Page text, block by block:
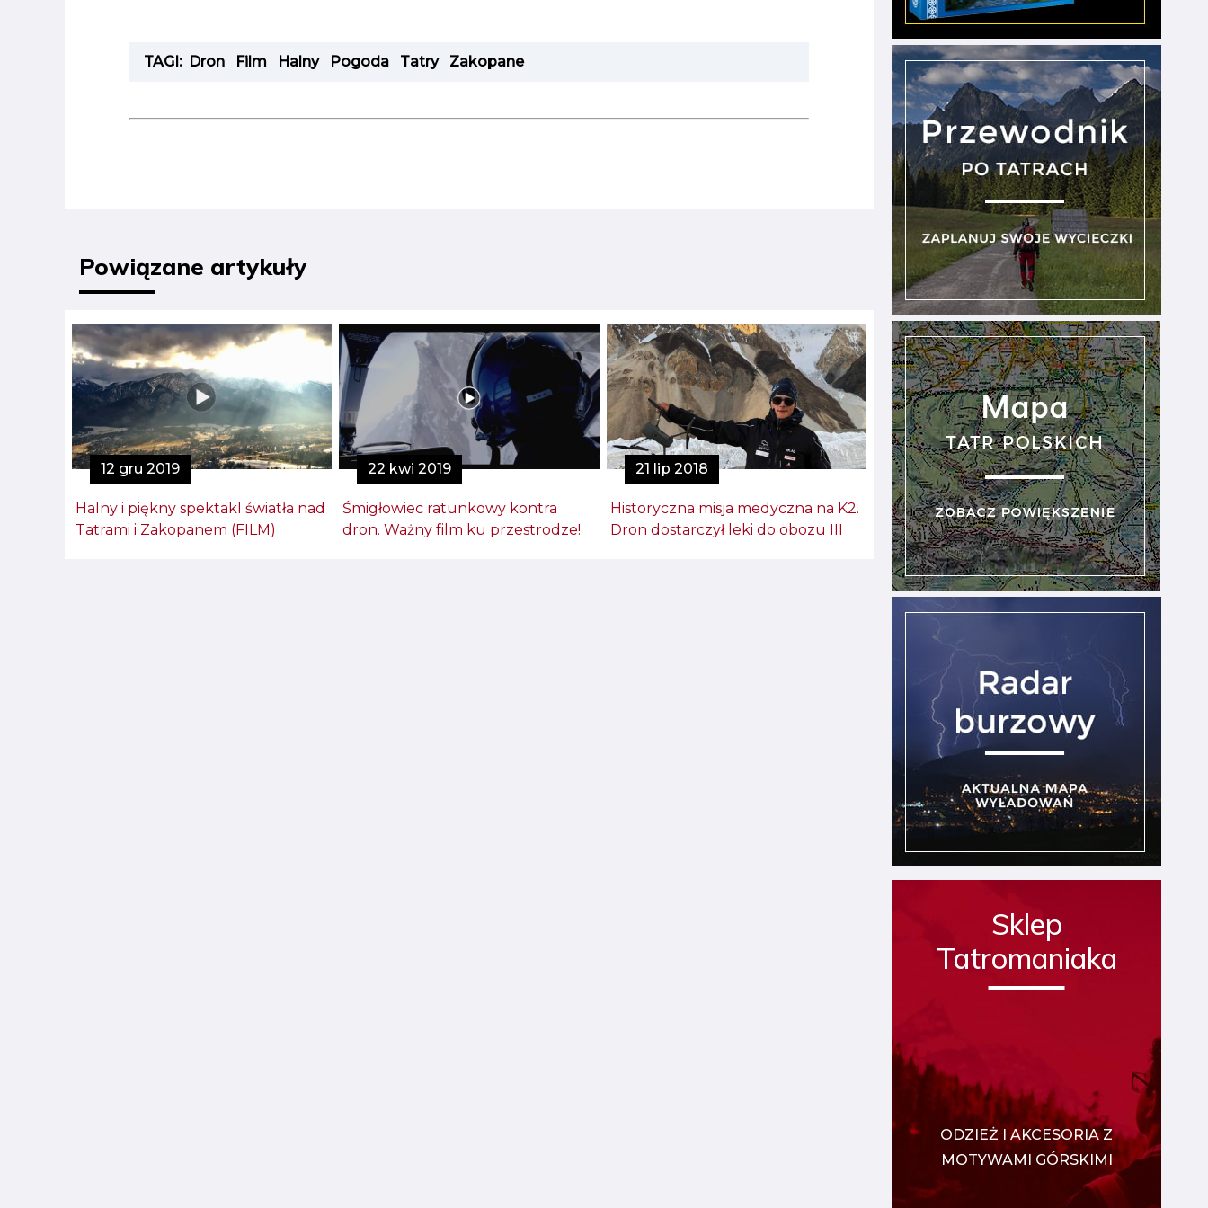
TAGI: Dron Film Halny Pogoda Tatry Zakopane
Powiązane artykuły
12 gru 2019
Halny i piękny spektakl światła nad
Tatrami i Zakopanem (FILM)
22 kwi 2019
Śmigłowiec ratunkowy kontra
dron. Ważny film ku przestrodze!
21 lip 2018
Historyczna misja medyczna na K2.
Dron dostarczył leki do obozu III
Sklep
Tatromaniaka
ODZIEŻ I AKCESORIA Z
MOTYWAMI GÓRSKIMI